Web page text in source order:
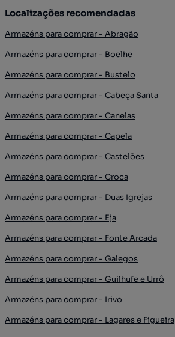
Localizações recomendadas
Armazéns para comprar - Abragão
Armazéns para comprar - Boelhe
Armazéns para comprar - Bustelo
Armazéns para comprar - Cabeça Santa
Armazéns para comprar - Canelas
Armazéns para comprar - Capela
Armazéns para comprar - Castelões
Armazéns para comprar - Croca
Armazéns para comprar - Duas Igrejas
Armazéns para comprar - Eja
Armazéns para comprar - Fonte Arcada
Armazéns para comprar - Galegos
Armazéns para comprar - Guilhufe e Urrô
Armazéns para comprar - Irivo
Armazéns para comprar - Lagares e Figueira